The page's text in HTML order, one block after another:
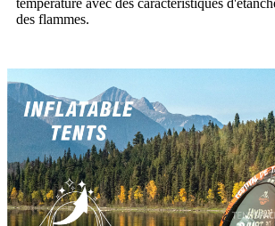
température avec des caractéristiques
des flammes.